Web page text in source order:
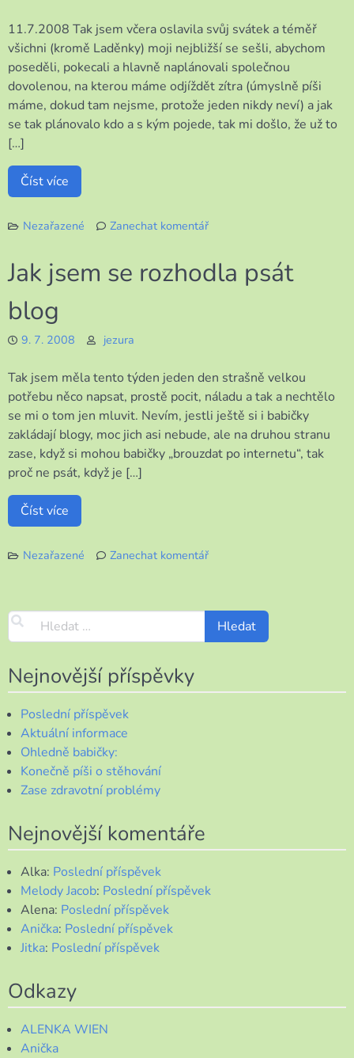
11.7.2008 Tak jsem včera oslavila svůj svátek a téměř
všichni (kromě Laděnky) moji nejbližší se sešli, abychom
poseděli, pokecali a hlavně naplánovali společnou
dovolenou, na kterou máme odjíždět zítra (úmyslně píši
máme, dokud tam nejsme, protože jeden nikdy neví) a jak
se tak plánovalo kdo a s kým pojede, tak mi došlo, že už to
[…]
Číst více
Nezařazené
Zanechat komentář
a
dovolená
Jak jsem se rozhodla psát
blog
9. 7. 2008 jezura
Tak jsem měla tento týden jeden den strašně velkou
potřebu něco napsat, prostě pocit, náladu a tak a nechtělo
se mi o tom jen mluvit. Nevím, jestli ještě si i babičky
zakládají blogy, moc jich asi nebude, ale na druhou stranu
zase, když si mohou babičky „brouzdat po internetu“, tak
proč ne psát, když je […]
Číst více
Nezařazené
Zanechat komentář
se
Nejnovější příspěvky
Poslední příspěvek
Aktuální informace
Ohledně babičky:
Konečně píši o stěhování
Zase zdravotní problémy
Nejnovější komentáře
Alka: Poslední příspěvek
Melody Jacob: Poslední příspěvek
Alena: Poslední příspěvek
Anička: Poslední příspěvek
Jitka: Poslední příspěvek
Odkazy
ALENKA WIEN
Anička